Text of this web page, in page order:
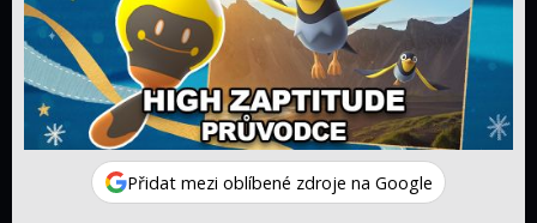
Aktuální
eventy
Raidy
Shiny
Checklist
Manuál
Průvodce
Přidat mezi oblíbené zdroje na Google